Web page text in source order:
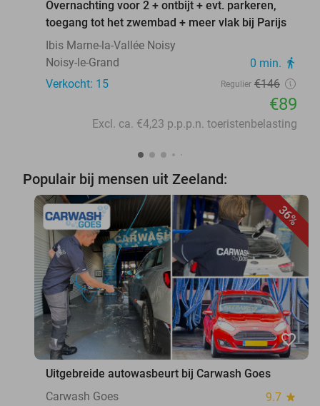
Overnachting voor 2 + ontbijt + evt. parkeren,
toegang tot het zwembad + meer vlak bij Parijs
Ibis Marne-la-Vallée Noisy
Noisy-le-Grand
0 min. directions_walk
Verkocht: 15 Regulier €146
€89
Excl. ca. €4,23 p.p.p.n. toeristenbelasting
Populair bij mensen uit Zeeland:
36%
favorite_border
Uitgebreide autowasbeurt bij Carwash Goes
Carwash Goes
9.7 star